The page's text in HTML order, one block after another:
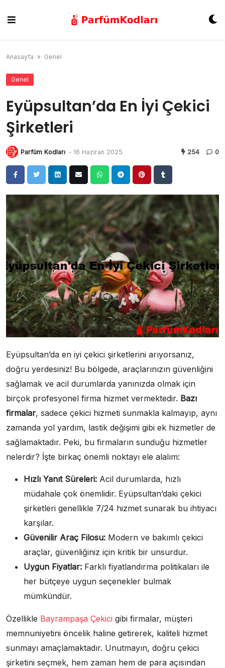
content
Anasayfa » Genel
Genel
Eyüpsultan’da En İyi Çekici
Şirketleri
Parfüm Kodları - 16 Haziran 2025 254 0
Eyüpsultan’da en iyi çekici şirketlerini arıyorsanız,
doğru yerdesiniz! Bu bölgede, araçlarınızın güvenliğini
sağlamak ve acil durumlarda yanınızda olmak için
birçok profesyonel firma hizmet vermektedir. Bazı
firmalar, sadece çekici hizmeti sunmakla kalmayıp, aynı
zamanda yol yardım, lastik değişimi gibi ek hizmetler de
sağlamaktadır. Peki, bu firmaların sunduğu hizmetler
nelerdir? İşte birkaç önemli noktayı ele alalım:
Hızlı Yanıt Süreleri: Acil durumlarda, hızlı
müdahale çok önemlidir. Eyüpsultan’daki çekici
şirketleri genellikle 7/24 hizmet sunarak bu ihtiyacı
karşılar.
Güvenilir Araç Filosu: Modern ve bakımlı çekici
araçlar, güvenliğiniz için kritik bir unsurdur.
Uygun Fiyatlar: Farklı fiyatlandırma politikaları ile
her bütçeye uygun seçenekler bulmak
mümkündür.
Özellikle Bayrampaşa Çekici gibi firmalar, müşteri
memnuniyetini öncelik haline getirerek, kaliteli hizmet
sunmayı amaçlamaktadır. Unutmayın, doğru çekici
şirketini seçmek, hem zaman hem de para açısından